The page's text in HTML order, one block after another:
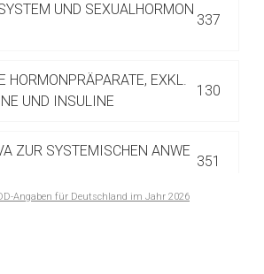
UND SEXUALHORMON
337
HORMONPRÄPARATE, EXKL.
UND INSULINE
130
ZUR SYSTEMISCHEN ANWE
351
UND IMMUNMODULIE
Angaben für Deutschland im Jahr 2026